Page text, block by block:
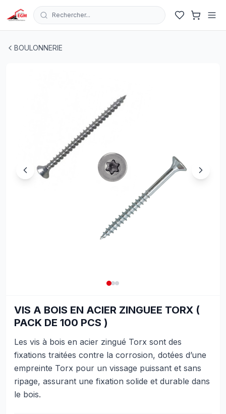
Rechercher...
BOULONNERIE
VIS A BOIS EN ACIER ZINGUEE TORX (
PACK DE 100 PCS )
Les vis à bois en acier zingué Torx sont des
fixations traitées contre la corrosion, dotées d’une
empreinte Torx pour un vissage puissant et sans
ripage, assurant une fixation solide et durable dans
le bois.